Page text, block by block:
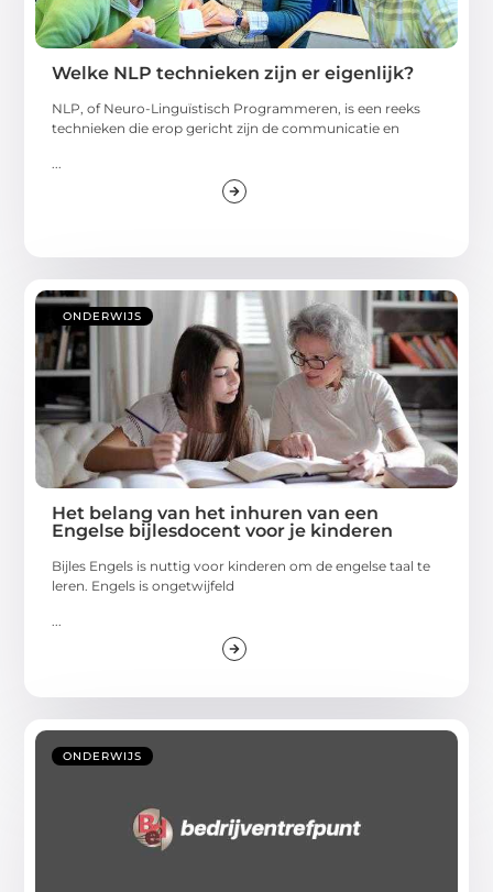
Welke NLP technieken zijn er eigenlijk?
NLP, of Neuro-Linguïstisch Programmeren, is een reeks
technieken die erop gericht zijn de communicatie en
...
ONDERWIJS
Het belang van het inhuren van een
Engelse bijlesdocent voor je kinderen
Bijles Engels is nuttig voor kinderen om de engelse taal te
leren. Engels is ongetwijfeld
...
ONDERWIJS